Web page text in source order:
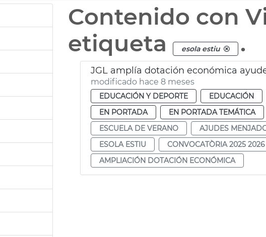
Contenido con
etiqueta
esola estiu .
JGL amplía dotación económica
modificado hace 8 meses
EDUCACIÓN Y DEPORTE EDUCACIÓN
EN PORTADA
EN PORTADA TEMÁTICA
ESCUELA DE VERANO
AJUDES
ESOLA ESTIU
CONVOCATÒRIA 2025 2026
AMPLIACIÓN DOTACIÓN ECONÓMICA